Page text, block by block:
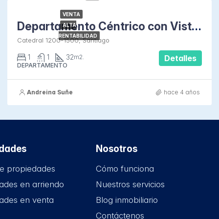
VENTA
ALTA
RENTABILIDAD
Departamento Céntrico con Vista Despejada
Catedral 1200-1500, Santiago
1 1 32m2.
DEPARTAMENTO
Detalles
Andreina Suñe hace 4 años
propiedades
en arriendo
en venta
Nosotros
Cómo funciona
Nuestros servicios
Blog inmobiliario
Contáctenos